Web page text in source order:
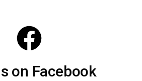
on Facebook